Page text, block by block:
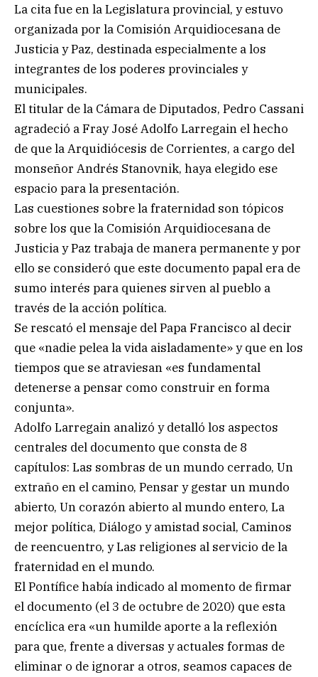
La cita fue en la Legislatura provincial, y estuvo
organizada por la Comisión Arquidiocesana de
Justicia y Paz, destinada especialmente a los
integrantes de los poderes provinciales y
municipales.
El titular de la Cámara de Diputados, Pedro Cassani
agradeció a Fray José Adolfo Larregain el hecho
de que la Arquidiócesis de Corrientes, a cargo del
monseñor Andrés Stanovnik, haya elegido ese
espacio para la presentación.
Las cuestiones sobre la fraternidad son tópicos
sobre los que la Comisión Arquidiocesana de
Justicia y Paz trabaja de manera permanente y por
ello se consideró que este documento papal era de
sumo interés para quienes sirven al pueblo a
través de la acción política.
Se rescató el mensaje del Papa Francisco al decir
que «nadie pelea la vida aisladamente» y que en los
tiempos que se atraviesan «es fundamental
detenerse a pensar como construir en forma
conjunta».
Adolfo Larregain analizó y detalló los aspectos
centrales del documento que consta de 8
capítulos: Las sombras de un mundo cerrado, Un
extraño en el camino, Pensar y gestar un mundo
abierto, Un corazón abierto al mundo entero, La
mejor política, Diálogo y amistad social, Caminos
de reencuentro, y Las religiones al servicio de la
fraternidad en el mundo.
El Pontífice había indicado al momento de firmar
el documento (el 3 de octubre de 2020) que esta
encíclica era «un humilde aporte a la reflexión
para que, frente a diversas y actuales formas de
eliminar o de ignorar a otros, seamos capaces de